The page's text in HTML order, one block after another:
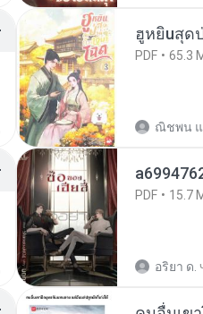
ฮูหยิuสุด
PDF 65.3
ณิชพน แ.
PDF 15.7
อริยา ด.